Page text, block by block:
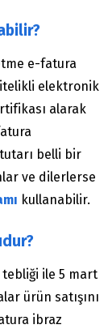
e-fatura
elektronik
alarak
tutarı belli bir
ve dilerlerse
kullanabilir.
tebliği ile 5 mart
ürün satışını
ibraz